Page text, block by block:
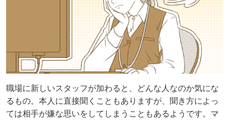
職場に新しいスタッフが加わると、どんな人なのか気にな
るもの。本人に直接聞くこともありますが、聞き方によっ
ては相手が嫌な思いをしてしまうこともあるようです。マ